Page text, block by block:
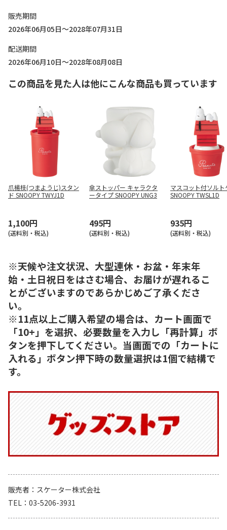
販売期間
2026年06月05日～2028年07月31日
配送期間
2026年06月10日～2028年08月08日
この商品を見た人は他にこんな商品も買っています
爪楊枝(つまようじ)スタン
ド SNOOPY TWYJ1D
1,100円
(送料別・税込)
傘ストッパー キャラクタ
ータイプ SNOOPY UNG3
495円
(送料別・税込)
マスコット付ソルト
SNOOPY TWSL1D
935円
(送料別・税込)
※天候や注文状況、大型連休・お盆・年末年
始・土日祝日をはさむ場合、お届けが遅れるこ
とがございますのであらかじめご了承くださ
い。
※11点以上ご購入希望の場合は、カート画面で
「10+」を選択、必要数量を入力し「再計算」ボ
タンを押下してください。当画面での「カートに
入れる」ボタン押下時の数量選択は1個で結構で
す。
販売者
スケーター株式会社
TEL
03-5206-3931